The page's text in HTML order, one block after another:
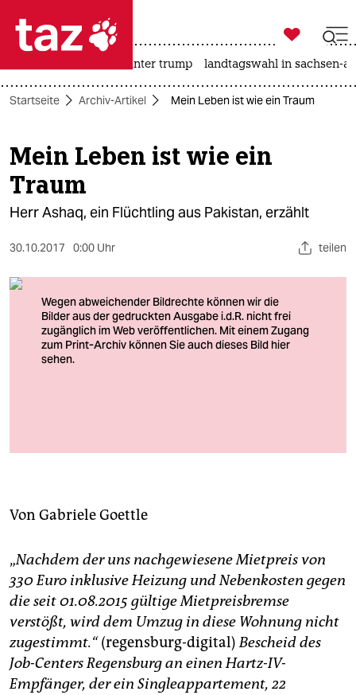
 taz zahl ich
taz zahl ich
themen
politik
öko
gesellschaft
kultur
sport
berlin
shop
fragen & hilfe
unterstützen
abo
genossenschaft

taz zahl ich
usa unter trump landtagswahl in sachsen-
Startseite Archiv-Artikel Mein Leben ist wie ein Traum
Mein Leben ist wie ein
Traum
Herr Ashaq, ein Flüchtling aus Pakistan, erzählt
30.10.2017 0:00 Uhr teilen
Von Gabriele Goettle
„Nachdem der uns nachgewiesene Mietpreis von
330 Euro inklusive Heizung und Nebenkosten gegen
die seit 01.08.2015 gültige Mietpreisbremse
verstößt, wird dem Umzug in diese Wohnung nicht
zugestimmt.“(regensburg-digital)Bescheid des
Job-Centers Regensburg an einen Hartz-IV-
Empfänger, der ein Singleappartement, 22